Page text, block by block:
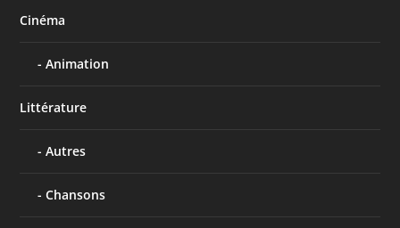
Cinéma
Animation
Littérature
Autres
Chansons